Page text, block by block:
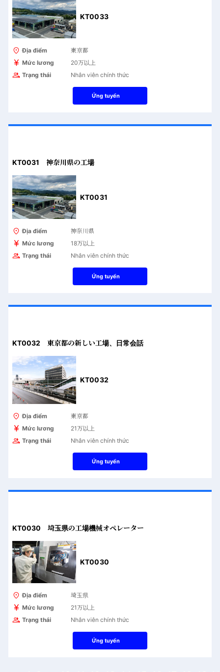
KT0033
Địa điểm
東京都
Mức lương
20万以上
Trạng thái
Nhân viên chính thức
Ứng tuyển
KT0031 神奈川県の工場
KT0031
Địa điểm
神奈川県
Mức lương
18万以上
Trạng thái
Nhân viên chính thức
Ứng tuyển
KT0032 東京都の新しい工場、日常会話
KT0032
Địa điểm
東京都
Mức lương
21万以上
Trạng thái
Nhân viên chính thức
Ứng tuyển
KT0030 埼玉県の工場機械オペレーター
KT0030
Địa điểm
埼玉県
Mức lương
21万以上
Trạng thái
Nhân viên chính thức
Ứng tuyển